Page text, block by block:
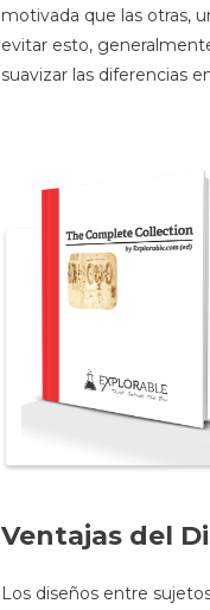
motivada que las otras,
evitar esto,
suavizar las diferencias
Ventajas del
Los diseños entre